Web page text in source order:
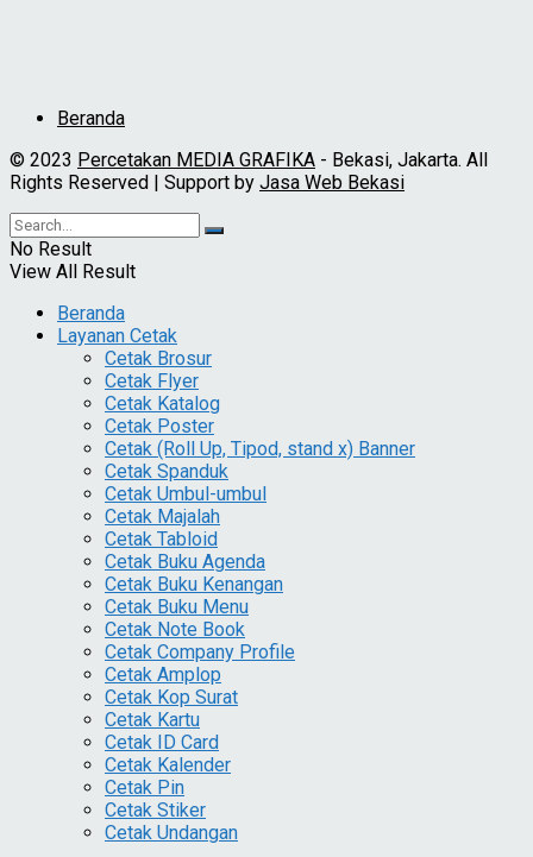
Beranda
© 2023 Percetakan MEDIA GRAFIKA - Bekasi, Jakarta. All
Rights Reserved | Support by Jasa Web Bekasi
No Result
View All Result
Beranda
Layanan Cetak
Cetak Brosur
Cetak Flyer
Cetak Katalog
Cetak Poster
Cetak (Roll Up, Tipod, stand x) Banner
Cetak Spanduk
Cetak Umbul-umbul
Cetak Majalah
Cetak Tabloid
Cetak Buku Agenda
Cetak Buku Kenangan
Cetak Buku Menu
Cetak Note Book
Cetak Company Profile
Cetak Amplop
Cetak Kop Surat
Cetak Kartu
Cetak ID Card
Cetak Kalender
Cetak Pin
Cetak Stiker
Cetak Undangan